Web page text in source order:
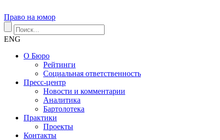
Право на юмор
ENG
О Бюро
Рейтинги
Социальная ответственность
Пресс-центр
Новости и комментарии
Аналитика
Бартолотека
Практики
Проекты
Контакты